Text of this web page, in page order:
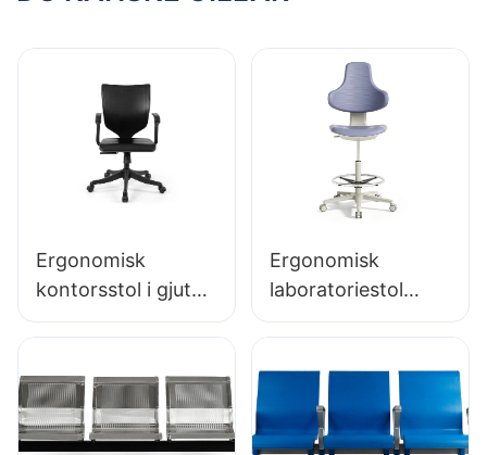
rminaler
Ergonomisk
kontorsstol i gjuten
PU-skum direkt
HEWEI SEATING
Ergonomisk
laboratoriestol
slitstark PU-skum
SEATING